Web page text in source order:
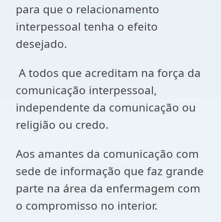
para que o relacionamento
interpessoal tenha o efeito
desejado.
A todos que acreditam na força da
comunicação interpessoal,
independente da comunicação ou
religião ou credo.
Aos amantes da comunicação com
sede de informação que faz grande
parte na área da enfermagem com
o compromisso no interior.